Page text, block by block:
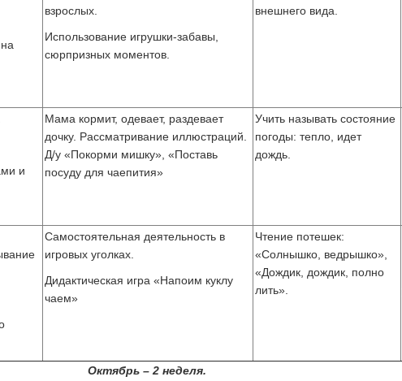
взрослых.
Использование игрушки-забавы,
сюрпризных моментов.
внешнего вида.
и
Мама кормит, одевает, раздевает
дочку. Рассматривание иллюстраций.
Д/у «Покорми мишку», «Поставь
посуду для чаепития»
Учить называть состояние
погоды: тепло, идет
дождь.
Самостоятельная деятельность в
игровых уголках.
Дидактическая игра «Напоим куклу
чаем»
Чтение потешек:
«Солнышко, ведрышко»,
«Дождик, дождик, полно
лить».
Октябрь – 2 неделя.